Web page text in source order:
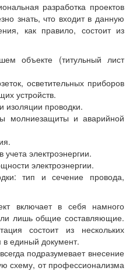
разработка проектов
знать, что входит в данную
как правило, состоит из
объекте (титульный лист
осветительных приборов
устройств.
проводки.
молниезащиты и аварийной
электроэнергии.
электроэнергии.
тип и сечение провода,
включает в себя намного
лишь общие составляющие.
состоит из нескольких
в единый документ.
подразумевает внесение
схему, от профессионализма